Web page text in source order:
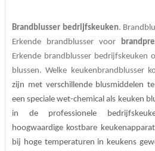
Brandblusser bedrijfskeuken.
Erkende brandblusser voor
Erkende brandblusser
blussen. Welke keukenbrandblusser
zijn met verschillende blusmiddelen
een speciale wet-chemical als keuken
in de professionele
hoogwaardige kostbare
bij hoge temperaturen in keukens